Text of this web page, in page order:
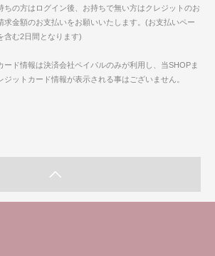
ちの方はログイン後、お持ちで無い方はクレジットのお
求金額のお支払いをお願いいたします。(お支払いペー
含む2日間となります)
ード情報は決済会社ペイパルのみが利用し、当SHOPま
ットカード情報が表示される事はございません。